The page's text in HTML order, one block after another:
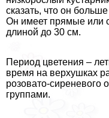
сказать, что он
Он имеет прямые или
длиной до 30 см.
Период цветения –
время на верхушках
розовато-сиреневого
группами.